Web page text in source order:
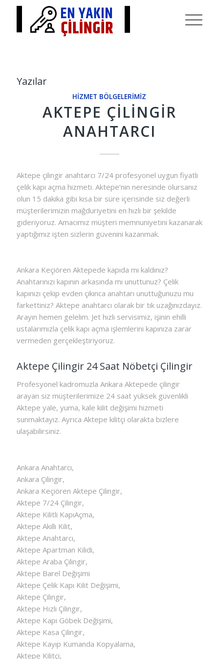
Yazılar
HIZMET BÖLGELERIMIZ
AKTEPE ÇILINGIR
ANAHTARCI
Aktepe çilingir anahtarcı 7/24 profesyonel uygun fiyatlı
çelik kapı açma hizmeti. Aktepe’nin neresinde olursanız
olun 15 dakika gibi kısa bir süre içerisinde siz değerli
müşterilerimizin mağduriyetini en hızlı bir şekilde
gideriyoruz. Amacımız müşteri memnuniyetini kazanarak
yaptığımız işten sizlerin güvenini kazanmak.
Ankara Keçiören Aktepede kapıda mı kaldınız?
Anahtarınızı kapının arkasında mı unuttunuz? Çelik
kapınızı çekip evden çıkınca anahtarı unuttuğunuzu mu
farkettiniz? Aktepe anahtarcı olarak bir tık uzağınızdayız.
Arayın hemen gelelim. Jet hızlı servisimiz, işinin ehilli
ustalarımızla çelik kapı açma işlemlerini kapınıza zarar
vermeden gerçekleştiriyoruz.
Aktepe Çilingir 24 Saat Nöbetçi Çilingir
Profesyonel kadromuzla Ankara Aktepede çilingir
arayan siz müşterilerimize 24 saat yüksek güvenlikli
Aktepe yale, yuma, kale kilit değişimi hizmeti
sunmaktayız. Ayrıca Aktepe kilitçi olarakta bizlere
ulaşabilirsiniz.
Ankara Anahtarcı,
Ankara Çilingir,
Ankara Keçiören Aktepe Çilingir,
Aktepe 7/24 Çilingir,
Aktepe Kilitli KapıAçma,
Aktepe Akıllı Kilit,
Aktepe Anahtarcı,
Aktepe Apartman Kilidi,
Aktepe Araba Çilingir,
Aktepe Barel Değişimi
Aktepe Çelik Kapı Kilit Değişimi,
Aktepe Çilingir,
Aktepe Hızlı Çilingir,
Aktepe Kapı Göbek Değişimi,
Aktepe Kasa Çilingir,
Aktepe Kayıp Kumanda Kopyalama,
Aktepe Kilitçi,